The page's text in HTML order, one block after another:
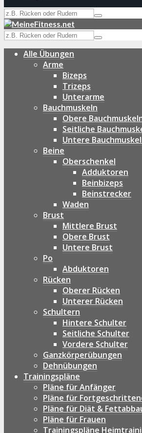
Alle Übungen
Arme
Bizeps
Trizeps
Unterarme
Bauchmuskeln
Obere
Seitliche
Untere
Beine
Oberschenkel
Adduktoren
Beinbizeps
Beinstrecker
Waden
Brust
Mittlere Brust
Obere Brust
Untere Brust
Po
Abduktoren
Rücken
Oberer Rücken
Unterer Rücken
Schultern
Hintere Schulter
Seitliche Schulter
Vordere Schulter
Ganzkörperübungen
Dehnübungen
Trainingspläne
Pläne für Anfänger
Pläne für
Pläne für Diät &
Pläne für Frauen
Trainingspläne